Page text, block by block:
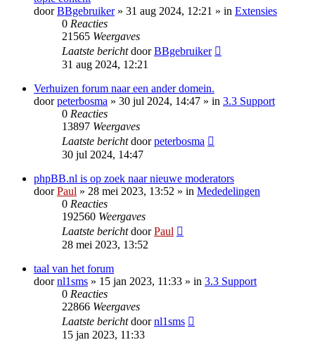
doorBBgebruiker» 31 aug 2024, 12:21 » in Extensies
0 Reacties
21565 Weergaves
Laatste berichtdoorBBgebruiker
31 aug 2024, 12:21
Verhuizen forum naar een ander domein.
doorpeterbosma » 30 jul 2024, 14:47 » in 3.3 Support
0 Reacties
13897 Weergaves
Laatste berichtdoorpeterbosma
30 jul 2024, 14:47
phpBB.nl is op zoek naar nieuwe moderators
doorPaul » 28 mei 2023, 13:52 » in Mededelingen
0 Reacties
192560 Weergaves
Laatste berichtdoorPaul
28 mei 2023, 13:52
taal van het forum
doornl1sms » 15 jan 2023, 11:33 » in 3.3 Support
0 Reacties
22866 Weergaves
Laatste berichtdoornl1sms
15 jan 2023, 11:33